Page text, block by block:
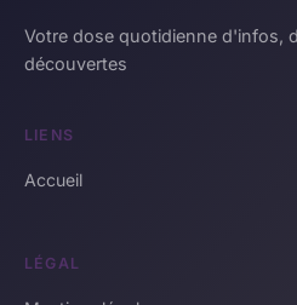
Votre dose quotidienne d'infos,
découvertes
LIENS
Accueil
LÉGAL